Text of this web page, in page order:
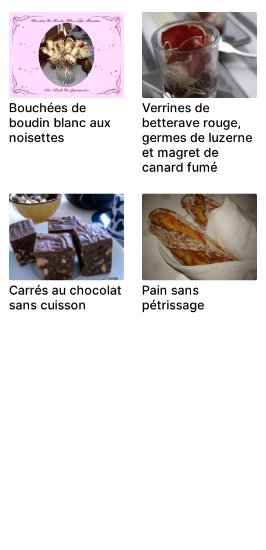
Bouchées de
boudin blanc aux
noisettes
Verrines de
betterave rouge,
germes de luzerne
et magret de
canard fumé
Carrés au chocolat
sans cuisson
Pain sans
pétrissage